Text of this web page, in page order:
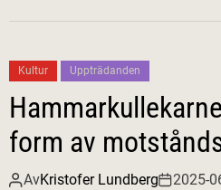
Kultur Uppträdanden
form av
AvKristofer Lundberg 2025-